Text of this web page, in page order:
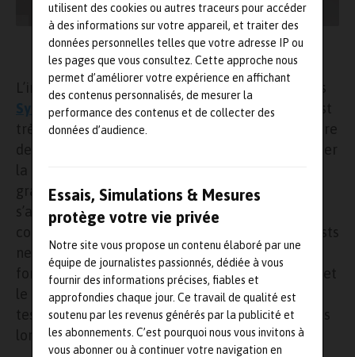
utilisent des cookies ou autres traceurs pour accéder
à des informations sur votre appareil, et traiter des
données personnelles telles que votre adresse IP ou
les pages que vous consultez. Cette approche nous
permet d’améliorer votre expérience en affichant
des contenus personnalisés, de mesurer la
performance des contenus et de collecter des
données d’audience.
Essais, Simulations & Mesures
protège votre vie privée
Notre site vous propose un contenu élaboré par une
équipe de journalistes passionnés, dédiée à vous
fournir des informations précises, fiables et
approfondies chaque jour. Ce travail de qualité est
soutenu par les revenus générés par la publicité et
les abonnements. C’est pourquoi nous vous invitons à
vous abonner ou à continuer votre navigation en
Hexapode Symétrie pour tester la tondeuse iMow © STIHL
Torben Jäger
L’industriel allemand Stihl a fait appel au Nîmois
Symétriepour faire l’acquisition d’un banc de test
très complet. Celui-ci devait en effet lui permettre
de recréer des jardins virtuels en usine pour tester
la tondeuse à gazon autonome iMow dans un
grand nombre de cas possibles, ses clients
s’attendant à ce qu’elle fonctionne dans des
conditions de plus en plus extrêmes. Ainsi, les tests
ne sont plus soumis aux conditions météo pas
forcément favorables (pluie, neige), les équipes et
le matériel sont disponibles à proximité et les
tests sont reproductibles, ce qui n’était pas le cas
lors des tests en extérieur.